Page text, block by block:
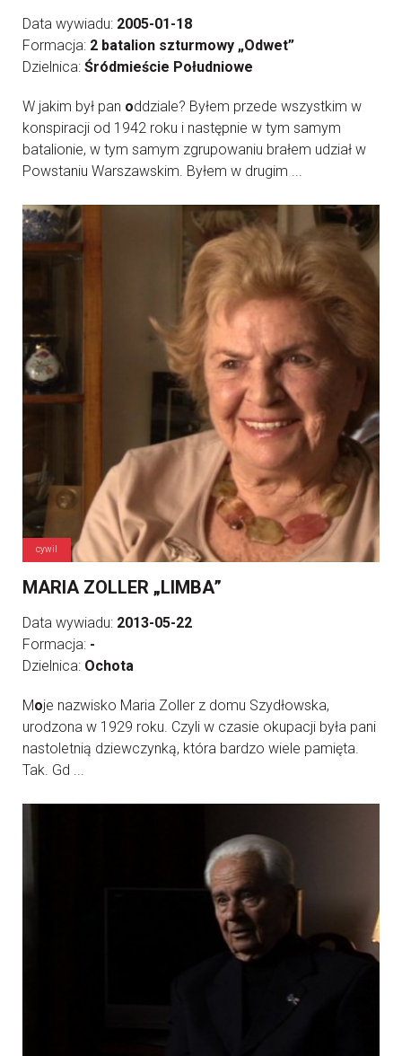
Data wywiadu: 2005-01-18
Formacja: 2 batalion szturmowy „Odwet”
Dzielnica: Śródmieście Południowe
W jakim był pan oddziale? Byłem przede wszystkim w
konspiracji od 1942 roku i następnie w tym samym
batalionie, w tym samym zgrupowaniu brałem udział w
Powstaniu Warszawskim. Byłem w drugim ...
cywil
MARIA ZOLLER „LIMBA”
Data wywiadu: 2013-05-22
Formacja: -
Dzielnica: Ochota
Moje nazwisko Maria Zoller z domu Szydłowska,
urodzona w 1929 roku. Czyli w czasie okupacji była pani
nastoletnią dziewczynką, która bardzo wiele pamięta.
Tak. Gd ...